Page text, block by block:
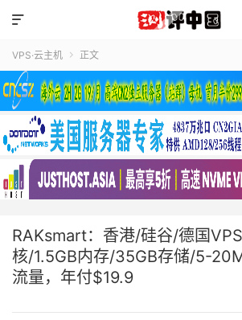

VPS·云主机  正文
RAKsmart：香港/硅谷/德国
核/1.5GB内存/35GB存储/5-
流量，年付$19.9